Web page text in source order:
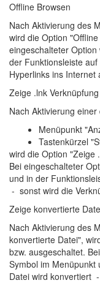
Offline Browsen
Nach Aktivierung des
wird die Option
eingeschalteter
der Funktionsleiste auf
Hyperlinks ins Internet
Zeige .lnk Verknüpfung
Nach Aktivierung
Menüpunkt
Tastenkürzel
wird die Option "Zeige
Bei eingeschalteter
und in der
- sonst wird die
Zeige konvertierte
Nach Aktivierung des
konvertierte Datei",
bzw. ausgeschaltet.
Symbol im Menüpunkt
Datei wird konvertiert